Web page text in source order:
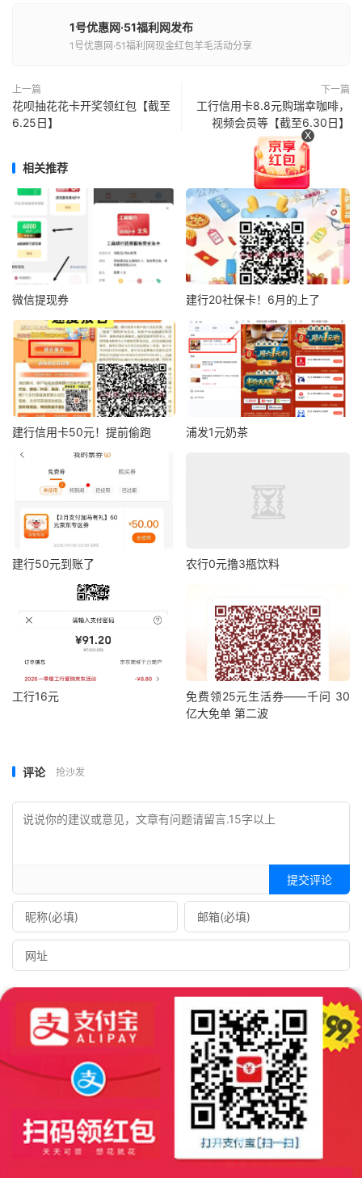
1号优惠网·51福利网发布
1号优惠网·51福利网现金红包羊毛活动分享
上一篇
花呗抽花花卡开奖领红包【截至
6.25日】
下一篇
工行信用卡8.8元购瑞幸咖啡，
视频会员等【截至6.30日】
相关推荐
微信提现券 建行20社保卡！6月的上了
建行信用卡50元！提前偷跑 浦发1元奶茶
建行50元到账了 农行0元撸3瓶饮料
工行16元
免费领25元生活券——千问 30
亿大免单 第二波
评论 抢沙发
提交评论
X